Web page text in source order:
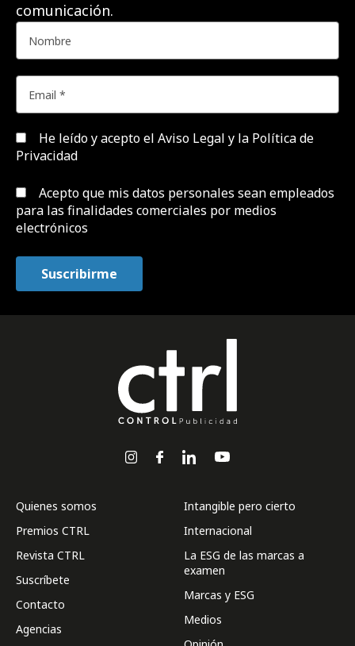
comunicación.
He leído y acepto el Aviso Legal y la Política de
Privacidad
Acepto que mis datos personales sean empleados
para las finalidades comerciales por medios
electrónicos
Quienes somos
Premios CTRL
Revista CTRL
Suscríbete
Contacto
Agencias
Intangible pero cierto
Internacional
La ESG de las marcas a
examen
Marcas y ESG
Medios